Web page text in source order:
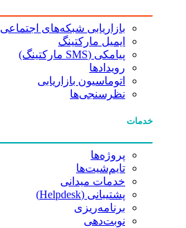
بازاریابی شبکه‌های اجتماعی
ایمیل مارکتینگ
پیامکی (SMS مارکتینگ)
رویدادها
اتوماسیون بازاریابی
نظرسنجی‌ها
خدمات
پروژه‌ها
تایم‌شیت‌ها
خدمات میدانی
پشتیبانی (Helpdesk)
برنامه‌ریزی
نوبت‌دهی